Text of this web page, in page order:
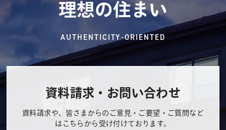
理想の住まい
AUTHENTICITY-ORIENTED
資料請求・お問い合わせ
資料請求や、皆さまからのご意見・ご要望・ご質問など
はこちらから受け付けております。